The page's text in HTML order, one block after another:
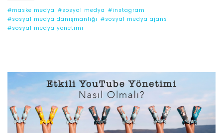
#maske medya #sosyal medya #instagram
#sosyal medya danışmanlığı #sosyal medya ajansı
#sosyal medya yönetimi